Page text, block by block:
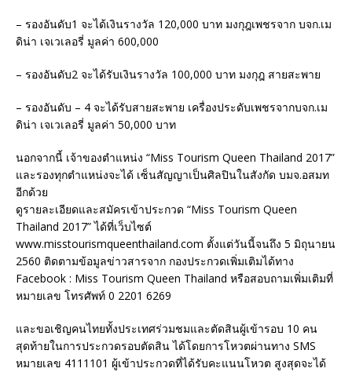
– รองอันดับ1 จะได้เงินรางวัล 120,000 บาท มงกุฎเพชรจาก บจก.เม
ดิน่า เจเวเลอรี่ มูลค่า 600,000
– รองอันดับ2 จะได้รับเงินรางวัล 100,000 บาท มงกุฎ สายสะพาย
– รองอันดับ – 4 จะได้รับสายสะพาย เครื่องประดับเพชรจากบจก.เม
ดิน่า เจเวเลอรี่ มูลค่า 50,000 บาท
นอกจากนี้ เจ้าของตำแหน่ง “Miss Tourism Queen Thailand 2017”
และรองทุกตำแหน่งจะได้ เซ็นสัญญาเป็นศิลปินในสังกัด บมจ.อสมท
อีกด้วย
ดูรายละเอียดและสมัครเข้าประกวด “Miss Tourism Queen
Thailand 2017” ได้ที่เว็บไซต์
www.misstourismqueenthailand.com ตั้งแต่วันนี้จนถึง 5 มิถุนายน
2560 ติดตามข้อมูลข่าวสารจาก กองประกวดเพิ่มเติมได้ทาง
Facebook : Miss Tourism Queen Thailand หรือสอบถามเพิ่มเติมที่
หมายเลข โทรศัพท์ 0 2201 6269
และขอเชิญคนไทยทั้งประเทศร่วมชมและตัดสินผู้เข้ารอบ 10 คน
สุดท้ายในการประกวดรอบตัดสิน ได้โดยการโหวตผ่านทาง SMS
หมายเลข 4111101 ผู้เข้าประกวดที่ได้รับคะแนนโหวต สูงสุดจะได้